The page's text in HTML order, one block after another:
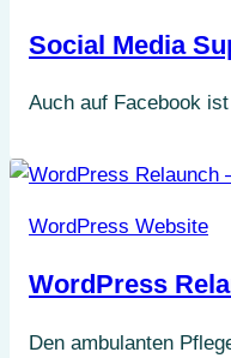
Social Media
Auch auf Facebook
WordPress Website
WordPress
Den ambulanten